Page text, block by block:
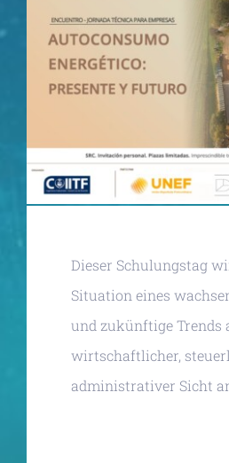
Dieser Schulungstag
Situation eines
und zukünftige Trends
wirtschaftlicher,
administrativer Sicht